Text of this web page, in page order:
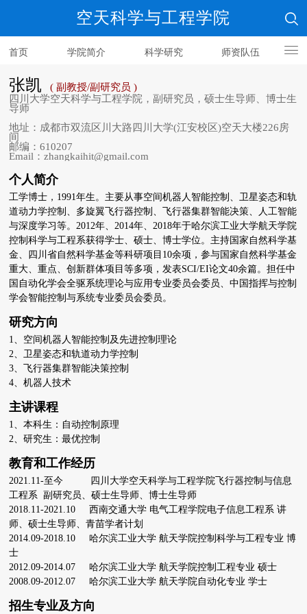
空天科学与工程学院
首页 学院简介 科学研究 师资队伍
人才培养
张凯( 副教授/副研究员 )
四川大学空天科学与工程学院，副研究员，硕士生导师、博士生
导师
地址：成都市双流区川大路四川大学(江安校区)空天大楼226房
间
邮编：610207
Email：zhangkaihit@gmail.com
个人简介
工学博士，1991年生。主要从事空间机器人智能控制、卫星姿态和轨
道动力学控制、多旋翼飞行器控制、飞行器集群智能决策、人工智能
与深度学习等。2012年、2014年、2018年于哈尔滨工业大学航天学院
控制科学与工程系获得学士、硕士、博士学位。 主持国家自然科学基
金、四川省自然科学基金等科研项目10余项，参与国家自然科学基金
重大、重点、创新群体项目等多项，发表SCI/EI论文40余篇。担任中
国自动化学会全驱系统理论与应用专业委员会委员、中国指挥与控制
学会智能控制与系统专业委员会委员。
研究方向
1、空间机器人智能控制及先进控制理论
2、卫星姿态和轨道动力学控制
3、
飞行器集群智能决策控制
4、机器人技术
主讲课程
1、本科生：自动控制原理
2、研究生：最优控制
教育和工作经历
2021.11-至今 四川大学空天科学与工程学院飞行器控制与信息
工程系 副研究员、硕士生导师、博士生导师
2018.11-2021.10 西南交通大学 电气工程学院电子信息工程系 讲
师、硕士生导师、青苗学者计划
2014.09-2018.10 哈尔滨工业大学 航天学院控制科学与工程专业 博
士
2012.09-2014.07 哈尔滨工业大学 航天学院控制工程专业 硕士
2008.09-2012.07 哈尔滨工业大学 航天学院自动化专业 学士
招生专业及方向